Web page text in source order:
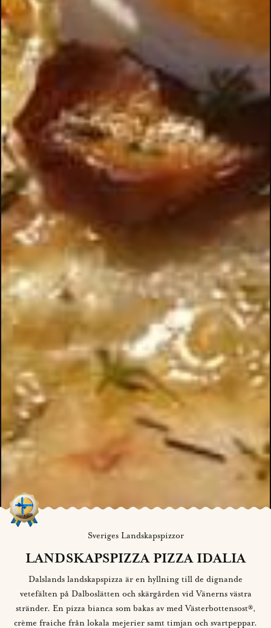
Sveriges Landskapspizzor
LANDSKAPSPIZZA PIZZA IDALIA
Dalslands landskapspizza är en hyllning till de dignande
vetefälten på Dalboslätten och skärgården vid Vänerns västra
stränder. En pizza bianca som bakas av med Västerbottensost®,
crème fraiche från lokala mejerier samt timjan och svartpeppar.